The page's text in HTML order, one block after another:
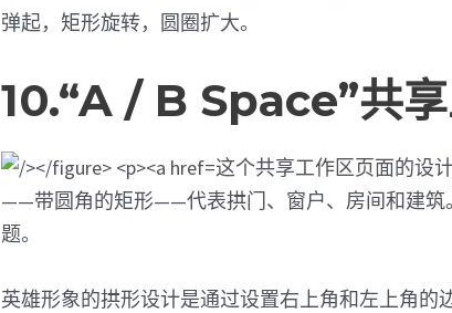
弹起，矩形旋转，圆圈扩大。
10.“A / B Space”共
这个共享工作区页面的设
——带圆角的矩形——代表拱门、窗户、房间和建筑
题。
英雄形象的拱形设计是通过设置右上角和左上角的